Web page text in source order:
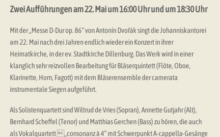
Zwei Aufführungen am 22. Mai um 16:00 Uhr und um 18:30 Uhr
Mit der „Messe D-Dur op. 86“ von Antonín Dvořák singt die Johanniskantorei
am 22. Mai nach drei Jahren endlich wieder ein Konzert in ihrer
Heimatkirche, in der ev. Stadtkirche Dillenburg. Das Werk wird in einer
klanglich sehr reizvollen Bearbeitung für Bläserquintett (Flöte, Oboe,
Klarinette, Horn, Fagott) mit dem Bläserensemble der camerata
instrumentale Siegen aufgeführt.
Als Solistenquartett sind Wiltrud de Vries (Sopran), Annette Gutjahr (Alt),
Bernhard Scheffel (Tenor) und Matthias Gerchen (Bass) zu hören, die auch
als Vokalquartett „consonanz à 4” mit Schwerpunkt A-cappella-Gesänge